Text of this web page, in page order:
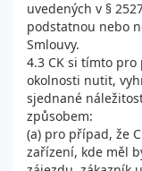
uvedených v §
podstatnou nebo
Smlouvy.
4.3 CK si tímto
okolnosti nutit,
sjednané
způsobem:
(a) pro případ, že
zařízení, kde měl